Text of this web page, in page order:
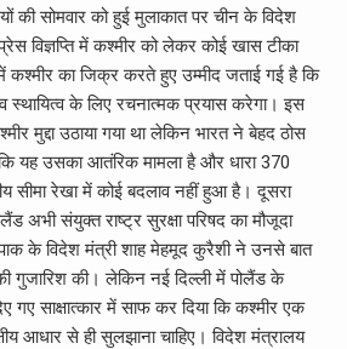
की सोमवार को हुई मुलाकात पर चीन के विदेश
विज्ञप्ति में कश्मीर को लेकर कोई खास टीका
कश्मीर का जिक्र करते हुए उम्मीद जताई गई है कि
व स्थायित्व के लिए रचनात्मक प्रयास करेगा। इस
मुद्दा उठाया गया था लेकिन भारत ने बेहद ठोस
यह उसका आतंरिक मामला है और धारा 370
सीमा रेखा में कोई बदलाव नहीं हुआ है। दूसरा
अभी संयुक्त राष्ट्र सुरक्षा परिषद का मौजूदा
के विदेश मंत्री शाह मेहमूद कुरैशी ने उनसे बात
गुजारिश की। लेकिन नई दिल्ली में पोलैंड के
गए साक्षात्कार में साफ कर दिया कि कश्मीर एक
आधार से ही सुलझाना चाहिए। विदेश मंत्रालय